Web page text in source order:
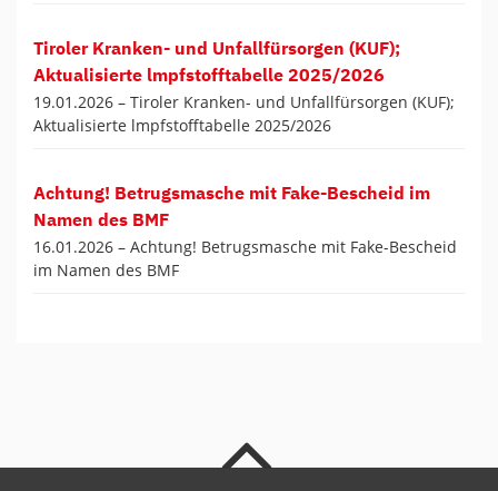
Tiroler Kranken- und Unfallfürsorgen (KUF);
Aktualisierte lmpfstofftabelle 2025/2026
19.01.2026 – Tiroler Kranken- und Unfallfürsorgen (KUF);
Aktualisierte lmpfstofftabelle 2025/2026
Achtung! Betrugsmasche mit Fake-Bescheid im
Namen des BMF
16.01.2026 – Achtung! Betrugsmasche mit Fake-Bescheid
im Namen des BMF